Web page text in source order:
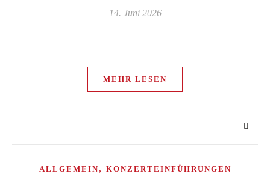
14. Juni 2026
MEHR LESEN
ALLGEMEIN, KONZERTEINFÜHRUNGEN